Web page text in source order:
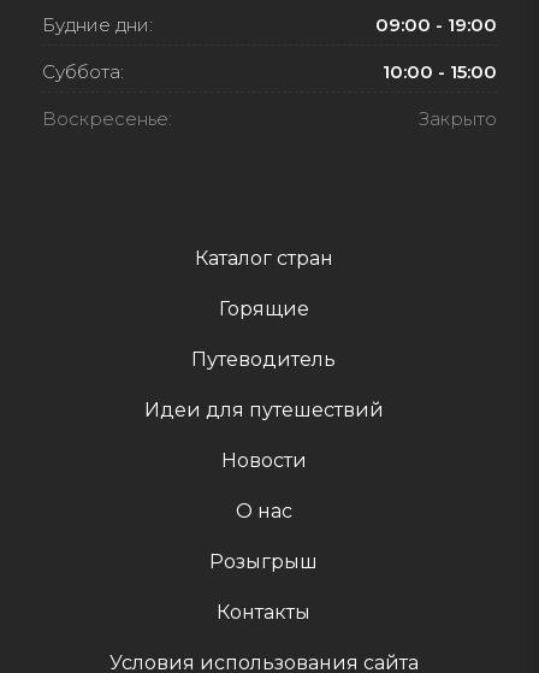
Каталог стран
Горящие
Путеводитель
Идеи для путешествий
Новости
О нас
Розыгрыш
Контакты
Условия использования сайта
Будние дни: 09:00 - 19:00
Суббота: 10:00 - 15:00
Воскресенье: Закрыто